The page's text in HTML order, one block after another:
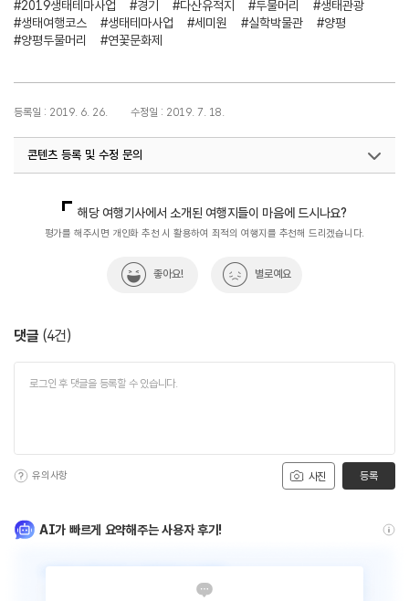
#2019생태테마사업 #경기 #다산유적지 #두물머리
#생태관광
#생태여행코스
#생태테마사업 #세미원 #실학박물관
#양평
#양평두물머리
#연꽃문화제
등록일 : 2019. 6. 26. 수정일 : 2019. 7. 18.
콘텐츠 등록 및 수정 문의
해당 여행기사에서 소개된 여행지들이 마음에 드시나요?
평가를 해주시면 개인화 추천 시 활용하여 최적의 여행지를 추천해 드리겠습니다.
좋아요! 별로예요
댓글 (4건)
사진
유의사항 등록
AI가 빠르게 요약해주는 사용자 후기!